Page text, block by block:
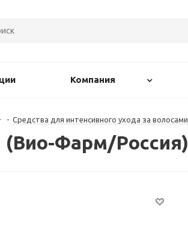
Компания
- Средства для интенсивного ухода за волосами
(Вио-Фарм/Россия)